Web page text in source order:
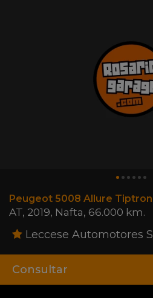
Peugeot 5008 Allure
AT, 2019, Nafta, 66.000 km.
Leccese Automotores
Consultar